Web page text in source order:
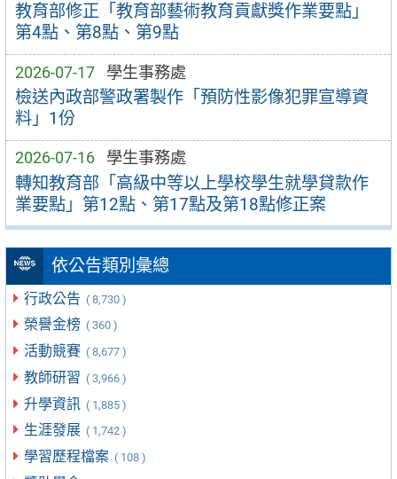
教育部修正「教育部藝術教育貢獻獎作業要點」
第4點、第8點、第9點
2026-07-17 學生事務處
檢送內政部警政署製作「預防性影像犯罪宣導資
料」1份
2026-07-16 學生事務處
轉知教育部「高級中等以上學校學生就學貸款作
業要點」第12點、第17點及第18點修正案
依公告類別彙總
行政公告 ( 8,730 )
榮譽金榜 ( 360 )
活動競賽 ( 8,677 )
教師研習 ( 3,966 )
升學資訊 ( 1,885 )
生涯發展 ( 1,742 )
學習歷程檔案 ( 108 )